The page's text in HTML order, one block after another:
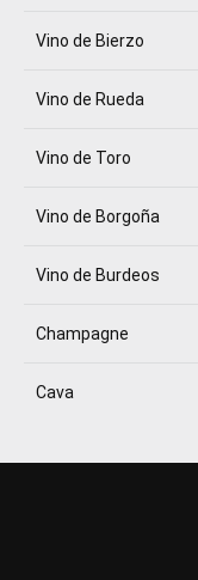
Vino de Bierzo
Vino de Rueda
Vino de Toro
Vino de Borgoña
Vino de Burdeos
Champagne
Cava